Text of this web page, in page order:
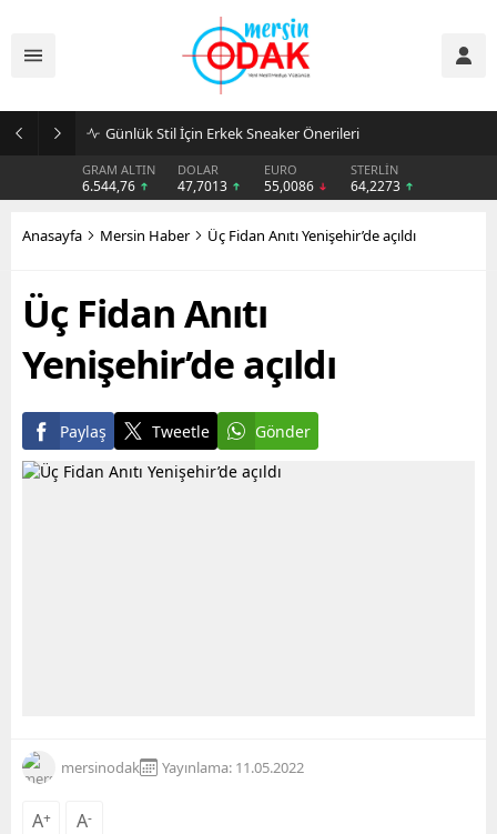
Günlük Stil İçin Erkek Sneaker Önerileri
GRAM ALTIN
6.544,76
DOLAR
47,7013
EURO
55,0086
STERLİN
64,2273
Anasayfa Mersin Haber Üç Fidan Anıtı Yenişehir’de açıldı
Üç Fidan Anıtı
Yenişehir’de açıldı
Paylaş Tweetle Gönder
mersinodak Yayınlama: 11.05.2022
A+ A-